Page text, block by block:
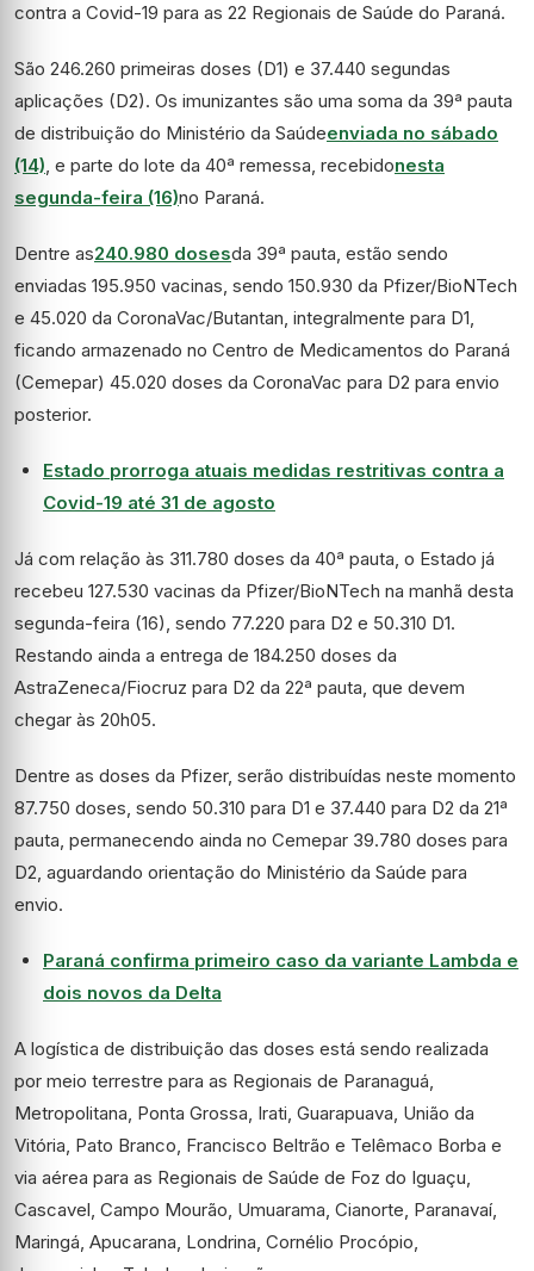
contra a Covid-19 para as 22 Regionais de Saúde do Paraná.
São 246.260 primeiras doses (D1) e 37.440 segundas
aplicações (D2). Os imunizantes são uma soma da 39ª pauta
de distribuição do Ministério da Saúdeenviada no sábado
(14), e parte do lote da 40ª remessa, recebidonesta
segunda-feira (16)no Paraná.
Dentre as240.980 dosesda 39ª pauta, estão sendo
enviadas 195.950 vacinas, sendo 150.930 da Pfizer/BioNTech
e 45.020 da CoronaVac/Butantan, integralmente para D1,
ficando armazenado no Centro de Medicamentos do Paraná
(Cemepar) 45.020 doses da CoronaVac para D2 para envio
posterior.
Estado prorroga atuais medidas restritivas contra a
Covid-19 até 31 de agosto
Já com relação às 311.780 doses da 40ª pauta, o Estado já
recebeu 127.530 vacinas da Pfizer/BioNTech na manhã desta
segunda-feira (16), sendo 77.220 para D2 e 50.310 D1.
Restando ainda a entrega de 184.250 doses da
AstraZeneca/Fiocruz para D2 da 22ª pauta, que devem
chegar às 20h05.
Dentre as doses da Pfizer, serão distribuídas neste momento
87.750 doses, sendo 50.310 para D1 e 37.440 para D2 da 21ª
pauta, permanecendo ainda no Cemepar 39.780 doses para
D2, aguardando orientação do Ministério da Saúde para
envio.
Paraná confirma primeiro caso da variante Lambda e
dois novos da Delta
A logística de distribuição das doses está sendo realizada
por meio terrestre para as Regionais de Paranaguá,
Metropolitana, Ponta Grossa, Irati, Guarapuava, União da
Vitória, Pato Branco, Francisco Beltrão e Telêmaco Borba e
via aérea para as Regionais de Saúde de Foz do Iguaçu,
Cascavel, Campo Mourão, Umuarama, Cianorte, Paranavaí,
Maringá, Apucarana, Londrina, Cornélio Procópio,